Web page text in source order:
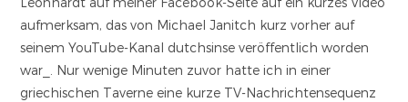
aufmerksam, das von Michael Janitch kurz vorher auf
seinem YouTube-Kanal dutchsinse veröffentlich worden
war_. Nur wenige Minuten zuvor hatte ich in einer
griechischen Taverne eine kurze TV-Nachrichtensequenz